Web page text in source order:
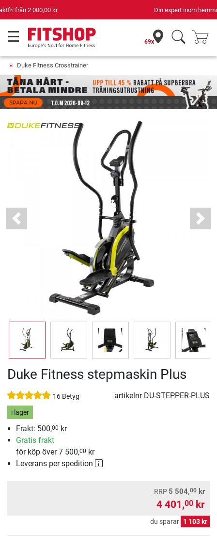
Din expert inom hemmaträning i 42 år
69x
Duke Fitness Crosstrainer
Previous Next
Duke Fitness stepmaskin Plus
16 Betyg artikelnr DU-STEPPER-PLUS
i lager
Frakt: 500,00 kr
Gratis frakt
för köp över 7 500,00 kr
Leverans per spedition
RRP 5 504,00 kr
4 401,00 kr
du sparar 1 103 kr